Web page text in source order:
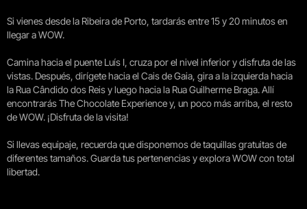
Si vienes desde la Ribeira de Porto, tardarás entre 15 y 20 minutos en
llegar a WOW.
Camina hacia el puente Luís I, cruza por el nivel inferior y disfruta de las
vistas. Después, dirígete hacia el Cais de Gaia, gira a la izquierda hacia
la Rua Cândido dos Reis y luego hacia la Rua Guilherme Braga. Allí
encontrarás The Chocolate Experience y, un poco más arriba, el resto
de WOW. ¡Disfruta de la visita!
Si llevas equipaje, recuerda que disponemos de taquillas gratuitas de
diferentes tamaños. Guarda tus pertenencias y explora WOW con total
libertad.